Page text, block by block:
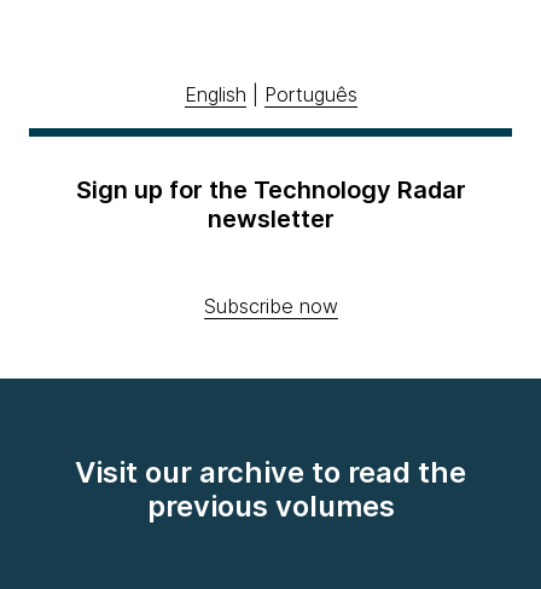
English Português
Sign up for the Technology Radar
newsletter
Subscribe now
Visit our archive to read the
previous volumes